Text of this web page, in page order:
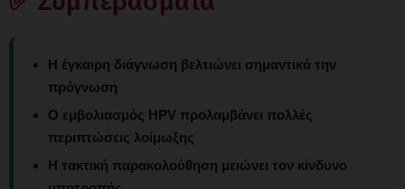
Η έγκαιρη διάγνωση βελτιώνει σημαντικά την
πρόγνωση
Ο εμβολιασμός HPV προλαμβάνει πολλές
περιπτώσεις λοίμωξης
Η τακτική παρακολούθηση μειώνει τον κίνδυνο